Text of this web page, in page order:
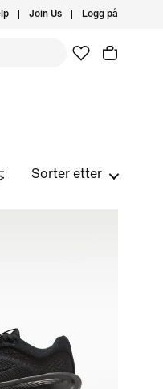
Join Us Logg på
Sorter etter